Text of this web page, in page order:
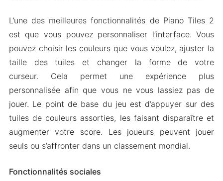
L’une des meilleures fonctionnalités de Piano Tiles 2
est que vous pouvez personnaliser l’interface. Vous
pouvez choisir les couleurs que vous voulez, ajuster la
taille des tuiles et changer la forme de votre
curseur. Cela permet une expérience plus
personnalisée afin que vous ne vous lassiez pas de
jouer. Le point de base du jeu est d’appuyer sur des
tuiles de couleurs assorties, les faisant disparaître et
augmenter votre score. Les joueurs peuvent jouer
seuls ou s’affronter dans un classement mondial.
Fonctionnalités sociales